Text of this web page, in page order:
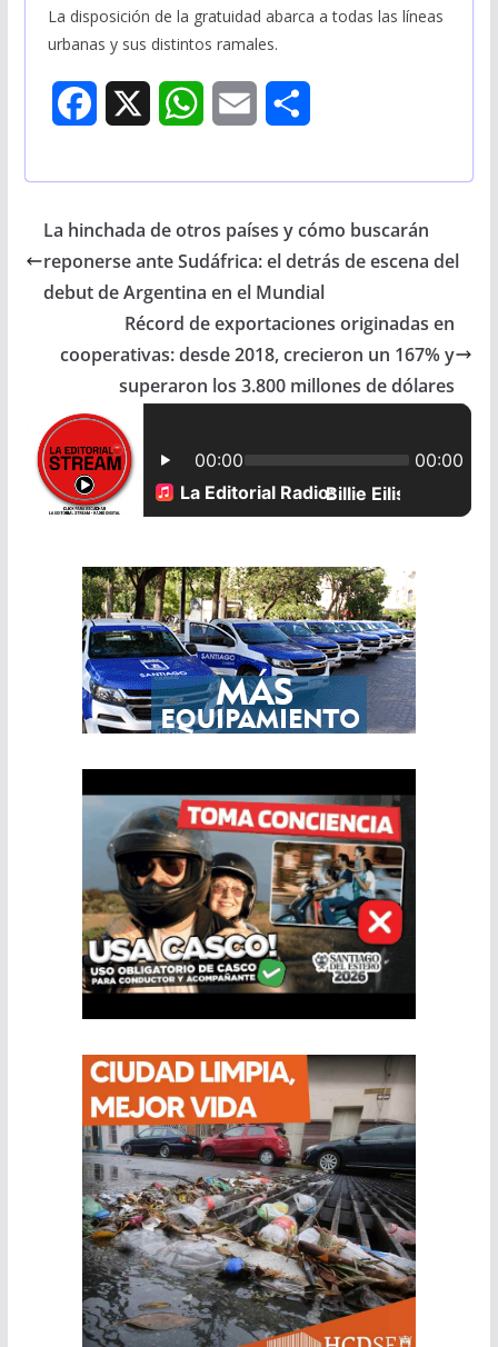
La disposición de la gratuidad abarca a todas las líneas
urbanas y sus distintos ramales.
e
b
o
k
W
t
A
p
i
l
r
e
La hinchada de otros países y cómo buscarán
reponerse ante Sudáfrica: el detrás de escena del
debut de Argentina en el Mundial
Récord de exportaciones originadas en
cooperativas: desde 2018, crecieron un 167% y
superaron los 3.800 millones de dólares